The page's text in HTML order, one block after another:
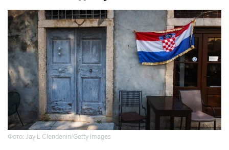
Фото: Jay L Clendenin/Getty Images